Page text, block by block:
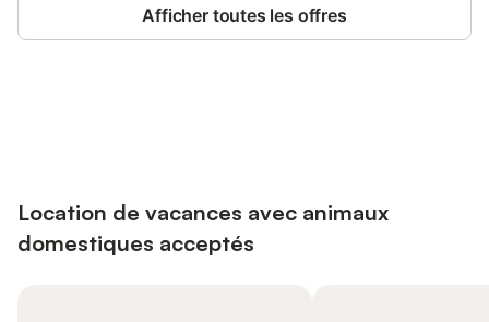
Afficher toutes les offres
Location de vacances avec animaux
domestiques acceptés